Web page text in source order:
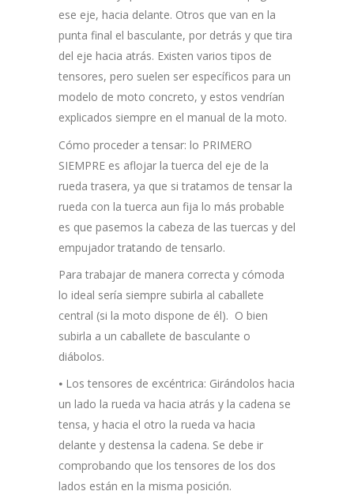
ese eje, hacia delante. Otros que van en la
punta final el basculante, por detrás y que tira
del eje hacia atrás. Existen varios tipos de
tensores, pero suelen ser específicos para un
modelo de moto concreto, y estos vendrían
explicados siempre en el manual de la moto.
Cómo proceder a tensar: lo PRIMERO
SIEMPRE es aflojar la tuerca del eje de la
rueda trasera, ya que si tratamos de tensar la
rueda con la tuerca aun fija lo más probable
es que pasemos la cabeza de las tuercas y del
empujador tratando de tensarlo.
Para trabajar de manera correcta y cómoda
lo ideal sería siempre subirla al caballete
central (si la moto dispone de él). O bien
subirla a un caballete de basculante o
diábolos.
⦁ Los tensores de excéntrica: Girándolos hacia
un lado la rueda va hacia atrás y la cadena se
tensa, y hacia el otro la rueda va hacia
delante y destensa la cadena. Se debe ir
comprobando que los tensores de los dos
lados están en la misma posición.